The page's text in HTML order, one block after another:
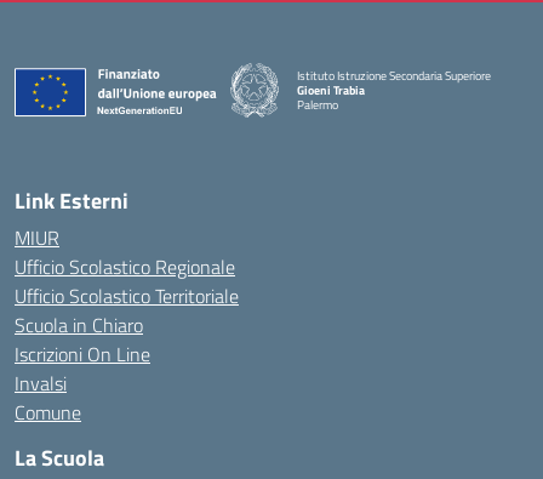
Istituto Istruzione Secondaria Superiore
Gioeni Trabia
Palermo
Link Esterni
MIUR
Ufficio Scolastico Regionale
Ufficio Scolastico Territoriale
Scuola in Chiaro
Iscrizioni On Line
Invalsi
Comune
La Scuola